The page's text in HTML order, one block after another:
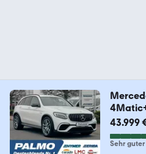
360
43.999
Sehr guter